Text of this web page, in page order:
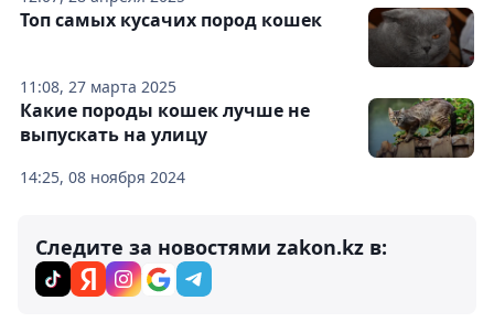
11:08, 27 марта 2025
Топ самых кусачих пород кошек
14:25, 08 ноября 2024
Какие породы кошек лучше не
выпускать на улицу
Следите за новостями zakon.kz в: